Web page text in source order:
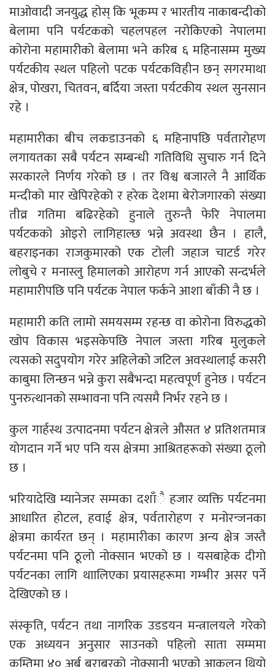
माओवादी जनयुद्ध होस् कि भूकम्प र भारतीय नाकाबन्दीको
बेलामा पनि पर्यटकको चहलपहल नरोकिएको नेपालमा
कोरोना महामारीको बेलामा भने करिब ६ महिनासम्म मुख्य
पर्यटकीय स्थल पहिलो पटक पर्यटकविहीन छन् सगरमाथा
क्षेत्र, पोखरा, चितवन, बर्दिया जस्ता पर्यटकीय स्थल सुनसान
रहे ।
महामारीका बीच लकडाउनको ६ महिनापछि पर्वतारोहण
लगायतका सबै पर्यटन सम्बन्धी गतिविधि सुचारु गर्न दिने
सरकारले निर्णय गरेको छ । तर विश्व बजारले नै आर्थिक
मन्दीको मार खेपिरहेको र हरेक देशमा बेरोजगारको संख्या
तीव्र गतिमा बढिरहेको हुनाले तुरुन्तै फेरि नेपालमा
पर्यटकको ओइरो लागिहाल्छ भन्ने अवस्था छैन । हालै,
बहराइनका राजकुमारको एक टोली जहाज चाटर्ड गरेर
लोबुचे र मनास्लु हिमालको आरोहण गर्न आएकोे सन्दर्भले
महामारीपछि पनि पर्यटक नेपाल फर्कने आशा बाँकी नै छ ।
महामारी कति लामो समयसम्म रहन्छ वा कोरोना विरुद्धको
खोप विकास भइसकेपछि नेपाल जस्ता गरिब मुलुकले
त्यसको सदुपयोग गरेर अहिलेको जटिल अवस्थालाई कसरी
काबुमा लिन्छन भन्ने कुरा सबैभन्दा महत्वपूर्ण हुनेछ । पर्यटन
पुनरुत्थानको सम्भावना पनि त्यसमै निर्भर रहने छ ।
कुल गार्हस्थ उत्पादनमा पर्यटन क्षेत्रले औसत ४ प्रतिशतमात्र
योगदान गर्ने भए पनि यस क्षेत्रमा आश्रितहरूको संख्या ठूलो
छ ।
भरियादेखि म्यानेजर सम्मका दशाँै हजार व्यक्ति पर्यटनमा
आधारित होटल, हवाई क्षेत्र, पर्वतारोहण र मनोरन्जनका
क्षेत्रमा कार्यरत छन् । महामारीका कारण अन्य क्षेत्र जस्तै
पर्यटनमा पनि ठूलो नोक्सान भएको छ । यसबाहेक दीगो
पर्यटनका लागि थाालिएका प्रयासहरूमा गम्भीर असर पर्ने
देखिएको छ ।
संस्कृति, पर्यटन तथा नागरिक उडडयन मन्त्रालयले गरेको
एक अध्ययन अनुसार साउनको पहिलो साता सम्ममा